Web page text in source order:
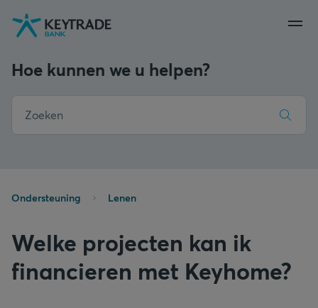
Naar
navigatie
Naar
aanmelden
Naar
inhoud
Hoe kunnen we u helpen?
Ondersteuning Lenen
Welke projecten kan ik
financieren met Keyhome?